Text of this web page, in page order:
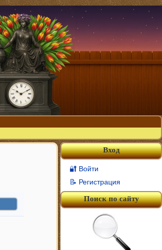
Вход
🔐 Войти
📝 Регистрация
Поиск по сайту